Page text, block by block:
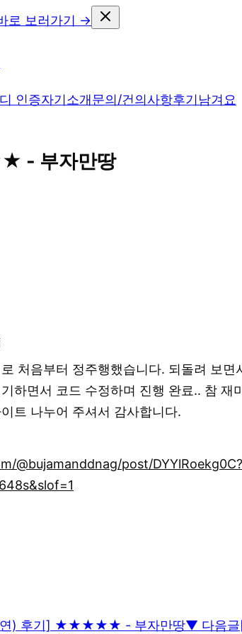
로 보러가기 →
인증자기소개문의/건의사항후기남겨요
- 부자만땅
처음부터 정주행했습니다. 되돌려 보
하면서 코드 수정하며 진행 완료.. 참
트 나누어 주셔서 감사합니다.
@bujamanddnag/post/
연) 후기] ★★★★★ - 부자만땅▼ 다음글